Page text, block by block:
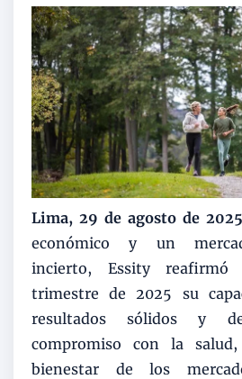
Lima, 29 de agosto de
económico y un
incierto, Essity
trimestre de 2025 su
resultados sólidos y
compromiso con la
bienestar de los